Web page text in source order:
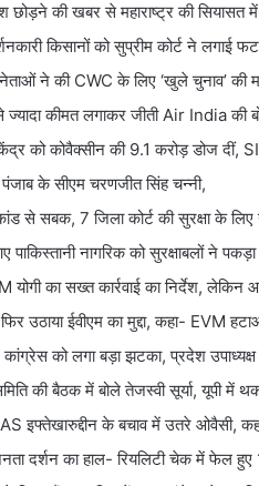
छोड़ने की खबर से महाराष्ट्र की सियासत
किसानों को सुप्रीम कोर्ट ने लगाई
ने की CWC के लिए ‘खुले चुनाव’ की
ज्यादा कीमत लगाकर जीती Air India की
को कोवैक्सीन की 9.1 करोड़ डोज दीं,
पंजाब के सीएम चरणजीत सिंह चन्नी,
से सबक, 7 जिला कोर्ट की सुरक्षा के
पाकिस्तानी नागरिक को सुरक्षाबलों ने पकड़ा
योगी का सख्त कार्रवाई का निर्देश,
उठाया ईवीएम का मुद्दा, कहा- EVM
को लगा बड़ा झटका, प्रदेश उपाध्यक्ष
की बैठक में बोले तेजस्वी सूर्या, यूपी में
इफ्तेखारुद्दीन के बचाव में उतरे ओवैसी,
दर्शन का हाल- रियलिटी चेक में फेल